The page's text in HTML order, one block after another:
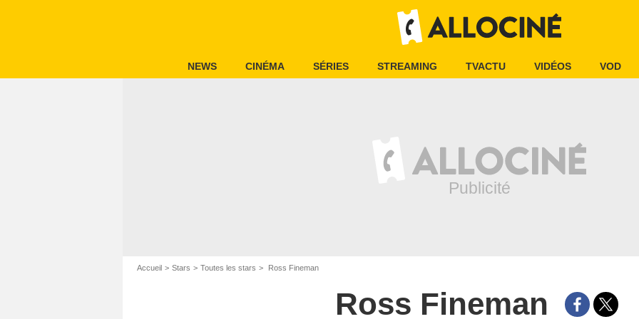
NEWS CINÉMA SÉRIES STREAMING TVACTU VIDÉOS VOD
Accueil Stars Toutes les stars Ross Fineman
Ross Fineman